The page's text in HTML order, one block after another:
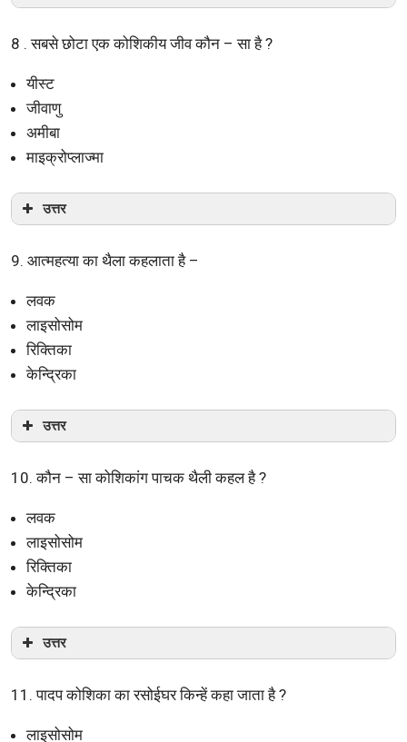
8 . सबसे छोटा एक कोशिकीय जीव कौन – सा है ?
यीस्ट
जीवाणु
अमीबा
माइक्रोप्लाज्मा
उत्तर
9. आत्महत्या का थैला कहलाता है –
लवक
लाइसोसोम
रिक्तिका
केन्द्रिका
उत्तर
10. कौन – सा कोशिकांग पाचक थैली कहल है ?
लवक
लाइसोसोम
रिक्तिका
केन्द्रिका
उत्तर
11. पादप कोशिका का रसोईघर किन्हें कहा जाता है ?
लाइसोसोम